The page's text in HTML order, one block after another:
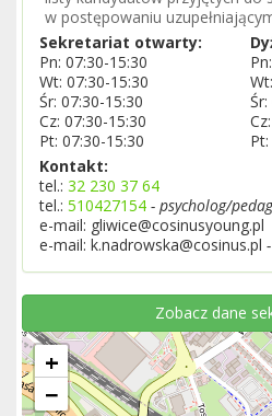
w postępowaniu
Sekretariat otwarty:
Pn: 07:30-15:30
Wt: 07:30-15:30
Śr: 07:30-15:30
Cz: 07:30-15:30
Pt: 07:30-15:30
Kontakt:
tel.: 32 230 37 64
tel.: 510427154 - psycholog/
e-mail: gliwice@cosinusyoung.pl
e-mail: k.nadrowska@cosinus.pl
Zobacz dane
+
−